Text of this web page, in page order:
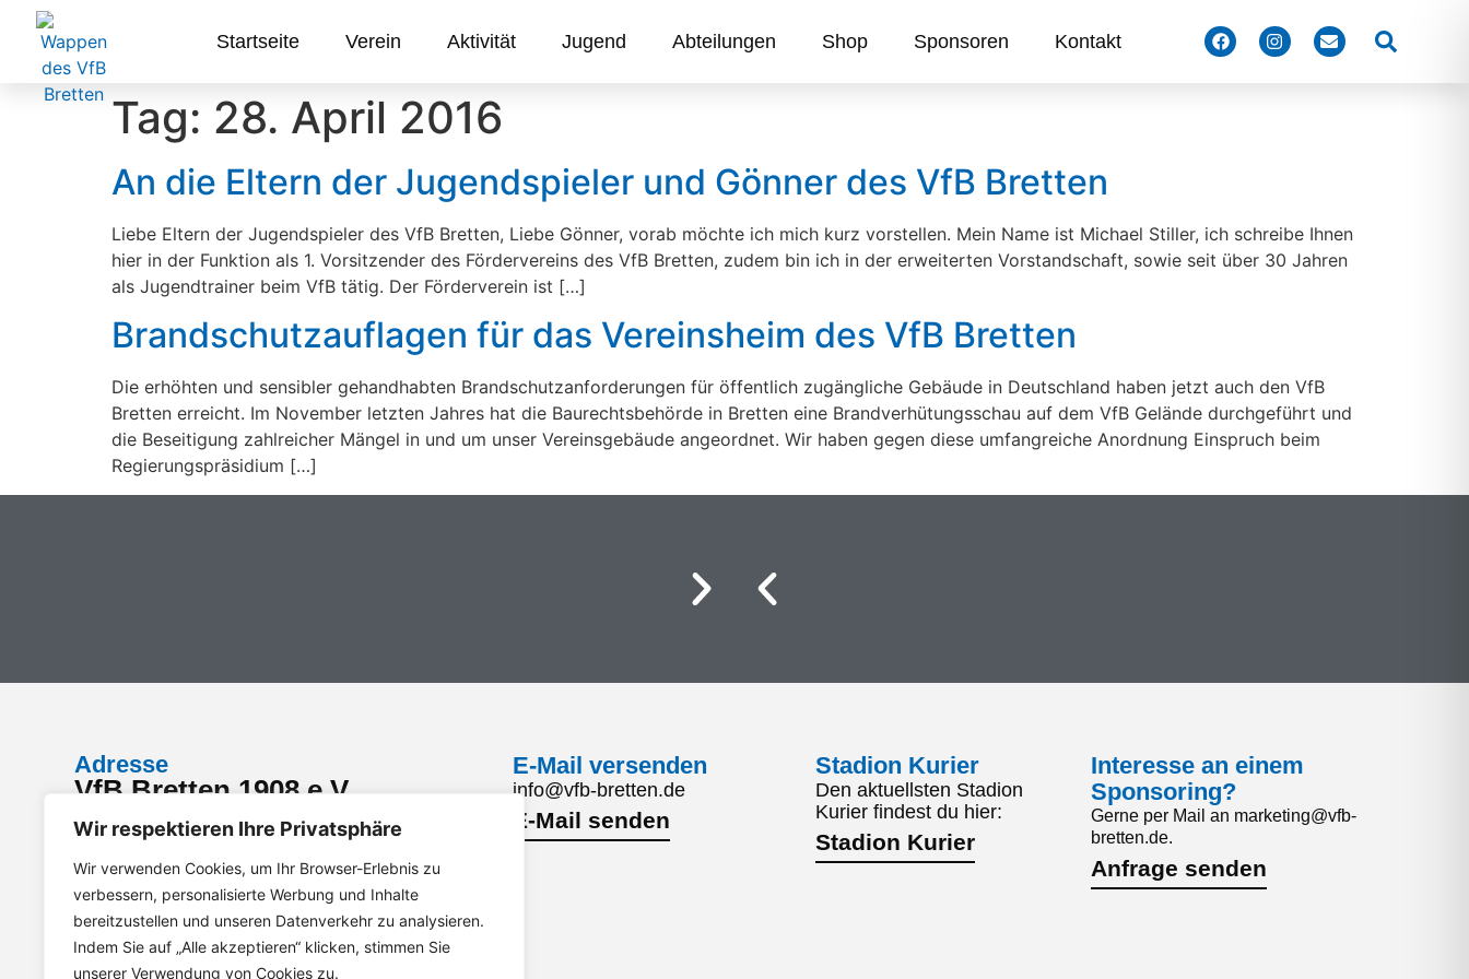
Wir respektieren Ihre Privatsphäre
Wir verwenden Cookies, um Ihr Browser-Erlebnis zu
verbessern, personalisierte Werbung und Inhalte
bereitzustellen und unseren Datenverkehr zu analysieren.
Indem Sie auf „Alle akzeptieren“ klicken, stimmen Sie
unserer Verwendung von Cookies zu.
Startseite Verein Aktivität Jugend Abteilungen Shop Sponsoren Kontakt Suchen
Tag: 28. April 2016
An die Eltern der Jugendspieler und Gönner des VfB Bretten
Liebe Eltern der Jugendspieler des VfB Bretten, Liebe Gönner, vorab möchte ich mich kurz vorstellen. Mein Name ist Michael Stiller, ich schreibe Ihnen
hier in der Funktion als 1. Vorsitzender des Fördervereins des VfB Bretten, zudem bin ich in der erweiterten Vorstandschaft, sowie seit über 30 Jahren
als Jugendtrainer beim VfB tätig. Der Förderverein ist […]
Brandschutzauflagen für das Vereinsheim des VfB Bretten
Die erhöhten und sensibler gehandhabten Brandschutzanforderungen für öffentlich zugängliche Gebäude in Deutschland haben jetzt auch den VfB
Bretten erreicht. Im November letzten Jahres hat die Baurechtsbehörde in Bretten eine Brandverhütungsschau auf dem VfB Gelände durchgeführt und
die Beseitigung zahlreicher Mängel in und um unser Vereinsgebäude angeordnet. Wir haben gegen diese umfangreiche Anordnung Einspruch beim
Regierungspräsidium […]
Adresse
VfB Bretten 1908 e.V.
Willi-Hesselbacher-Weg 3
75015 Bretten
E-Mail versenden
info@vfb-bretten.de
E-Mail senden
Stadion Kurier
Den aktuellsten Stadion
Kurier findest du hier:
Stadion Kurier
Interesse an einem
Sponsoring?
Gerne per Mail an marketing@vfb-
bretten.de.
Anfrage senden
ImpressumDatenschutzBarrierefreiheit